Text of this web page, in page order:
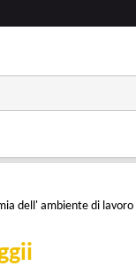
dell' ambiente di lavoro